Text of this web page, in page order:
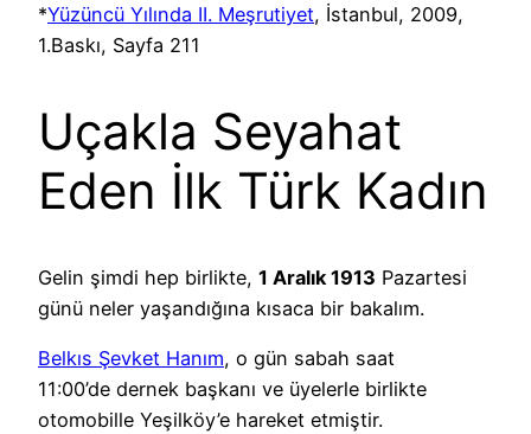
*Yüzüncü Yılında II. Meşrutiyet, İstanbul, 2009,
1.Baskı, Sayfa 211
Uçakla Seyahat
Eden İlk Türk Kadın
Gelin şimdi hep birlikte, 1 Aralık 1913 Pazartesi
günü neler yaşandığına kısaca bir bakalım.
Belkıs Şevket Hanım, o gün sabah saat
11:00’de dernek başkanı ve üyelerle birlikte
otomobille Yeşilköy’e hareket etmiştir.